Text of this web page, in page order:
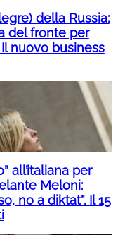
della Russia:
del fronte per
nuovo business
all’italiana per
Meloni:
no a diktat”. Il 15